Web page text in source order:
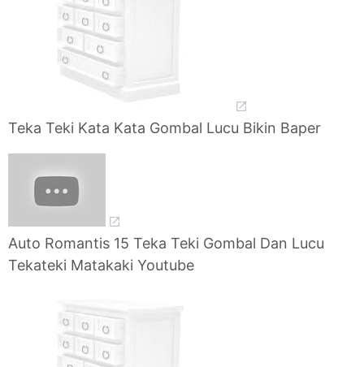
Teka Teki Kata Kata Gombal Lucu Bikin Baper
Auto Romantis 15 Teka Teki Gombal Dan Lucu
Tekateki Matakaki Youtube